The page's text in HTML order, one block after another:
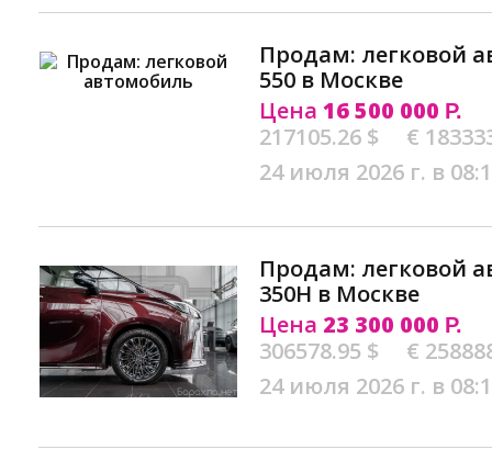
Продам: легковой
550 в Москве
Цена 16 500 000 Р.
217105.26 $
€
24 июля 2026 г. в
Продам: легковой
350H в Москве
Цена 23 300 000 Р.
306578.95 $
€
24 июля 2026 г. в